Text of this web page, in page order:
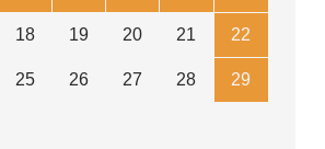
18 19 20 21 22
25 26 27 28 29